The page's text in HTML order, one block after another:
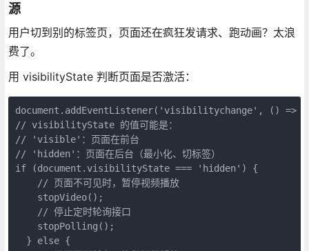
源
用户切到别的标签页，页面还在疯狂发请求、跑动画？太浪
费了。
用 visibilityState 判断页面是否激活：
document.addEventListener('visibilitychange', () => {
// visibilityState 的值可能是：
// 'visible'：页面在前台
// 'hidden'：页面在后台（最小化、切标签）
if (document.visibilityState === 'hidden') {
// 页面不可见时，暂停视频播放
stopVideo();
// 停止定时轮询接口
stopPolling();
} else {